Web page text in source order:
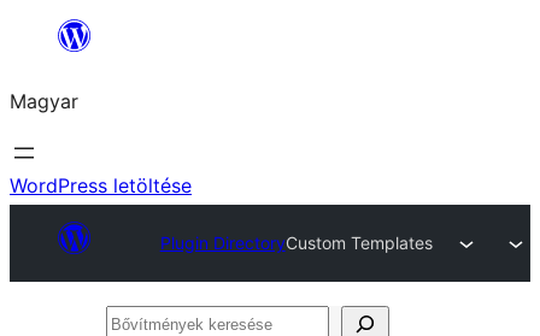
Ugrás
tartalomhoz
Magyar
WordPress letöltése
Plugin DirectoryCustom Templates
Bővítmények